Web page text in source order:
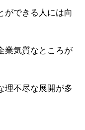
ができる人には向
業気質なところが
理不尽な展開が多